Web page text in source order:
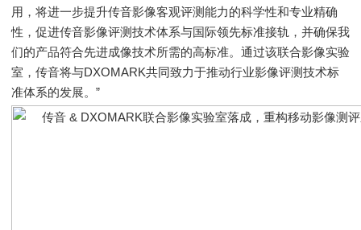
用，将进一步提升传音影像客观评测能力的科学性和专业精确
性，促进传音影像评测技术体系与国际领先标准接轨，并确保我
们的产品符合先进成像技术所需的高标准。通过该联合影像实验
室，传音将与DXOMARK共同致力于推动行业影像评测技术标
准体系的发展。”